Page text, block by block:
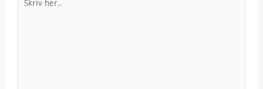
her..